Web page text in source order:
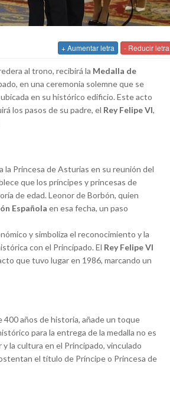
+ Aumentar letra - Reducir letra
al trono, recibirá la Medalla de
en una ceremonia solemne que se
ubicada en su histórico edificio. Este acto
los pasos de su padre, el Rey Felipe VI,
la Princesa de Asturias en su reunión del
que los príncipes y princesas de
de edad. Leonor de Borbón, quien
Española en esa fecha, un paso
y simboliza el reconocimiento y la
con el Principado. El Rey Felipe VI
que tuvo lugar en 1986, marcando un
400 años de historia, añade un toque
para la entrega de la medalla no es
la cultura en el Principado, vinculado
el título de Príncipe o Princesa de